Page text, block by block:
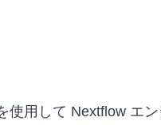
使用して Nextflow エ